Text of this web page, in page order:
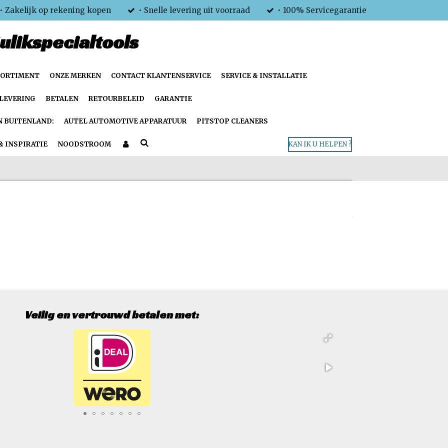
• Zakelijk op rekening kopen • Snelle levering uit voorraad • 100% Servicegarantie
ONZE MERKEN CONTACT KLANTENSERVICE SERVICE & INSTALLATIE
LEVERING BETALEN RETOURBELEID GARANTIE
BUITENLAND: AUTEL AUTOMOTIVE APPARATUUR PITSTOP CLEANERS
INSPIRATIE NOODSTROOM KAN IK U HELPEN ?
Veilig en vertrouwd betalen met: